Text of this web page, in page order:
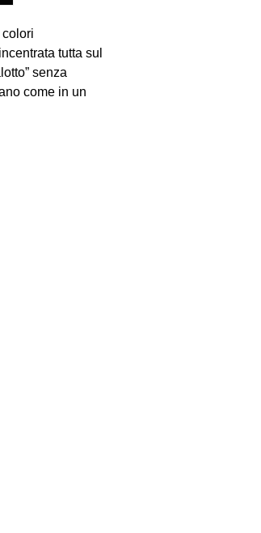
tutta sul
senza
come in un